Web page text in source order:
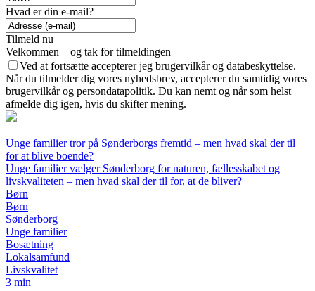
Hvad er din e-mail?
Tilmeld nu
Velkommen – og tak for tilmeldingen
Ved at fortsætte accepterer jeg brugervilkår og databeskyttelse.
Når du tilmelder dig vores nyhedsbrev, accepterer du samtidig vores
brugervilkår og persondatapolitik. Du kan nemt og når som helst
afmelde dig igen, hvis du skifter mening.
Unge familier tror på Sønderborgs fremtid – men hvad skal der til
for at blive boende?
Unge familier vælger Sønderborg for naturen, fællesskabet og
livskvaliteten – men hvad skal der til for, at de bliver?
Børn
Børn
Sønderborg
Unge familier
Bosætning
Lokalsamfund
Livskvalitet
3 min